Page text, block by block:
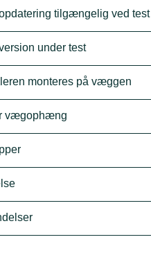
tilgængelig ved test
under test
monteres på væggen
vægophæng